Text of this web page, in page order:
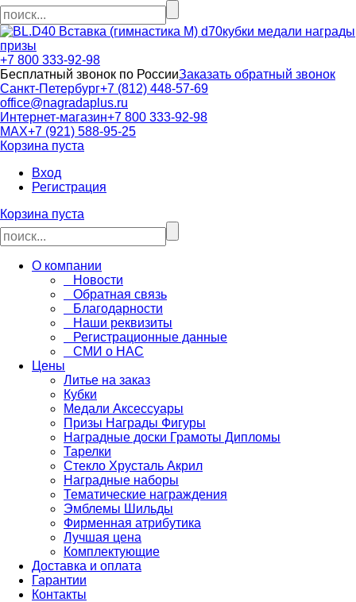
кубки медали награды
призы
+7 800 333-92-98
Бесплатный звонок по РоссииЗаказать обратный звонок
Санкт-Петербург+7 (812) 448-57-69
office@nagradaplus.ru
Интернет-магазин+7 800 333-92-98
MAX+7 (921) 588-95-25
Корзина пуста
Вход
Регистрация
Корзина пуста
О компании
Новости
Обратная связь
Благодарности
Наши реквизиты
Регистрационные данные
СМИ о НАС
Цены
Литье на заказ
Кубки
Медали Аксессуары
Призы Награды Фигуры
Наградные доски Грамоты Дипломы
Тарелки
Стекло Хрусталь Акрил
Наградные наборы
Тематические награждения
Эмблемы Шильды
Фирменная атрибутика
Лучшая цена
Комплектующие
Доставка и оплата
Гарантии
Контакты